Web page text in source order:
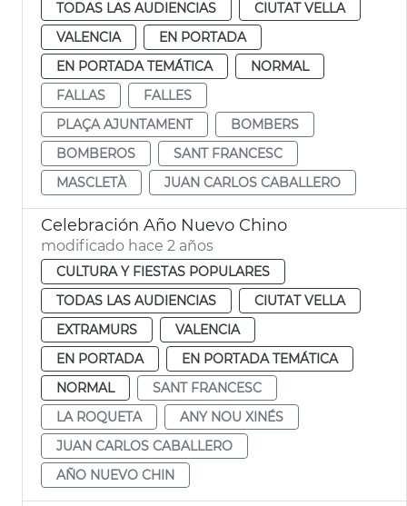
TODAS LAS AUDIENCIAS
CIUTAT VELLA
VALENCIA
EN PORTADA
EN PORTADA TEMÁTICA
NORMAL
FALLAS
FALLES
PLAÇA AJUNTAMENT
BOMBERS
BOMBEROS
SANT FRANCESC
MASCLETÀ
JUAN CARLOS CABALLERO
Celebración Año Nuevo Chino
modificado hace 2 años
CULTURA Y FIESTAS POPULARES
TODAS LAS AUDIENCIAS
CIUTAT VELLA
EXTRAMURS
VALENCIA
EN PORTADA
EN PORTADA TEMÁTICA
NORMAL
SANT FRANCESC
LA ROQUETA
ANY NOU XINÉS
JUAN CARLOS CABALLERO
AÑO NUEVO CHIN